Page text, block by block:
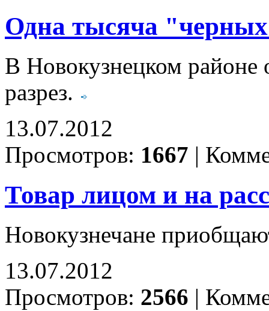
Одна тысяча
В Новокузнецком районе
разрез.
13.07.2012
Просмотров: 1667 |
Товар лицом и на
Новокузнечане
13.07.2012
Просмотров: 2566 |